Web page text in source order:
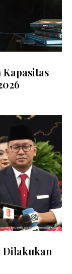
Dilakukan